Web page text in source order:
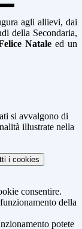
agli allievi, dai
della Secondaria,
Natale ed un
si avvalgono di
illustrate nella
i cookies
consentire.
della
potete